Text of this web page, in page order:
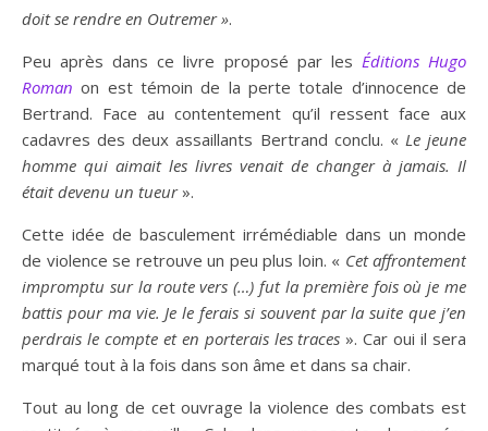
doit se rendre en Outremer ».
Peu après dans ce livre proposé par les Éditions Hugo
Roman on est témoin de la perte totale d’innocence de
Bertrand. Face au contentement qu’il ressent face aux
cadavres des deux assaillants Bertrand conclu. « Le jeune
homme qui aimait les livres venait de changer à jamais. Il
était devenu un tueur ».
Cette idée de basculement irrémédiable dans un monde
de violence se retrouve un peu plus loin. « Cet affrontement
impromptu sur la route vers (…) fut la première fois où je me
battis pour ma vie. Je le ferais si souvent par la suite que j’en
perdrais le compte et en porterais les traces ». Car oui il sera
marqué tout à la fois dans son âme et dans sa chair.
Tout au long de cet ouvrage la violence des combats est